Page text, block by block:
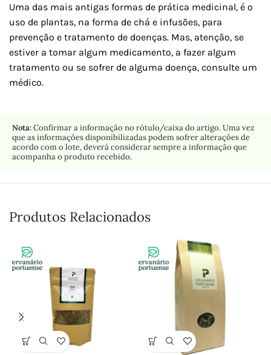
Uma das mais antigas formas de prática medicinal, é o
uso de plantas, na forma de chá e infusões, para
prevenção e tratamento de doenças. Mas, atenção, se
estiver a tomar algum medicamento, a fazer algum
tratamento ou se sofrer de alguma doença, consulte um
médico.
Nota:Confirmar a informação no rótulo/caixa do artigo. Uma vez
que as informações disponibilizadas podem sofrer alterações de
acordo com o lote, deverá considerar sempre a informação que
acompanha o produto recebido.
Produtos Relacionados